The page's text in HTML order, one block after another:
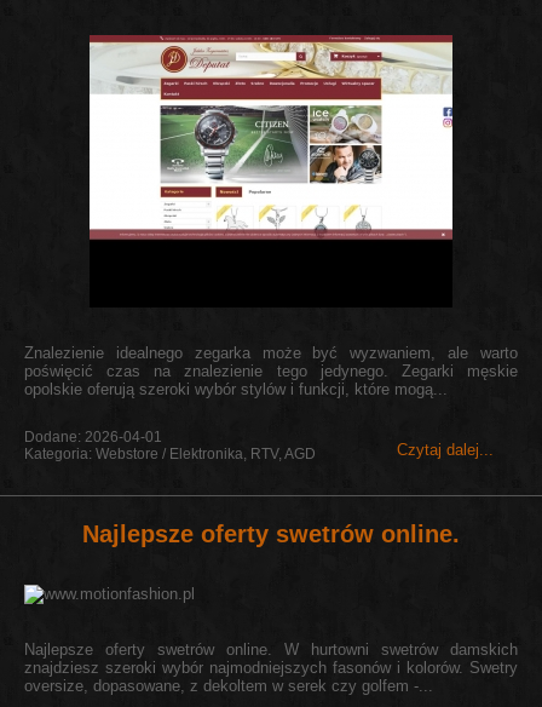
Znalezienie idealnego zegarka może być wyzwaniem, ale warto
poświęcić czas na znalezienie tego jedynego. Zegarki męskie
opolskie oferują szeroki wybór stylów i funkcji, które mogą...
Czytaj dalej...
Dodane: 2026-04-01
Kategoria: Webstore / Elektronika, RTV, AGD
Najlepsze oferty swetrów online.
Najlepsze oferty swetrów online. W hurtowni swetrów damskich
znajdziesz szeroki wybór najmodniejszych fasonów i kolorów. Swetry
oversize, dopasowane, z dekoltem w serek czy golfem -...